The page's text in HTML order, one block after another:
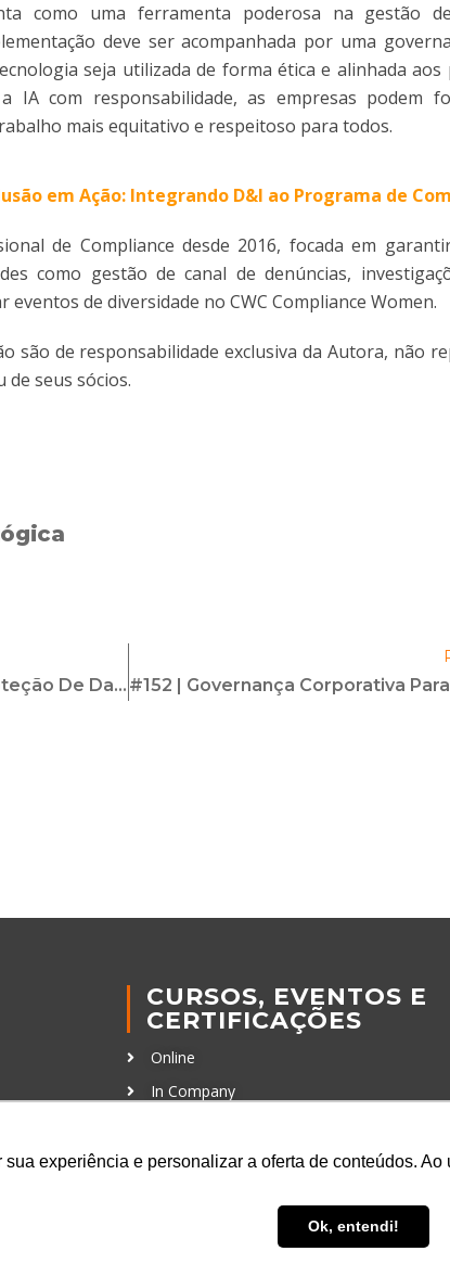
experiência e personalizar a oferta de conteúdos.
Ok, entendi!
como uma ferramenta poderosa na gestão
deve ser acompanhada por uma
seja utilizada de forma ética e alinhada aos
IA com responsabilidade, as empresas podem
mais equitativo e respeitoso para todos.
em Ação: Integrando D&I ao Programa de
de Compliance desde 2016, focada em
como gestão de canal de denúncias,
de diversidade no CWC Compliance Women.
são de responsabilidade exclusiva da Autora, não
de seus sócios.
Inteligência Artificial Em Proteção De Dados: Impactos Da Tecnologia No Trabalho Dos DPOs
CURSOS, EVENTOS E
CERTIFICAÇÕES
Online
In Company
Certificações